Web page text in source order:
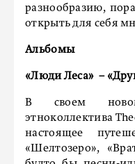
разнообразию,
открыть для себя
Альбомы
«Люди Леса» –
В своем
этноколлектива
настоящее
«Шелтозеро»,